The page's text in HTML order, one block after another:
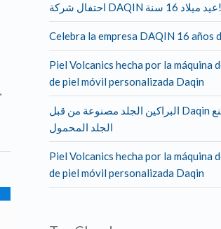
احتفال شركة DAQIN عيد ميلاد 16 سنة!
Celebra la empresa DAQIN 16 años
Piel Volcanics hecha por la máquina
de piel móvil personalizada Daqin
البراكين الجلد مصنوعة من قبل Daqin مخصصة آلة صنع
الجلد المحمول
Piel Volcanics hecha por la máquina
de piel móvil personalizada Daqin